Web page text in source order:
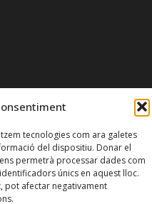
tecnologies com ara galetes
del dispositiu. Donar el
permetrà processar dades com
únics en aquest lloc.
pot afectar negativament
de Treball internacionals